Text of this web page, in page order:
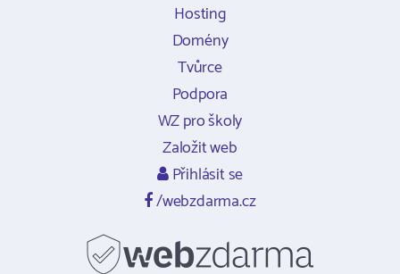
Hosting
Domény
Tvůrce
Podpora
WZ pro školy
Založit web
Přihlásit se
/webzdarma.cz